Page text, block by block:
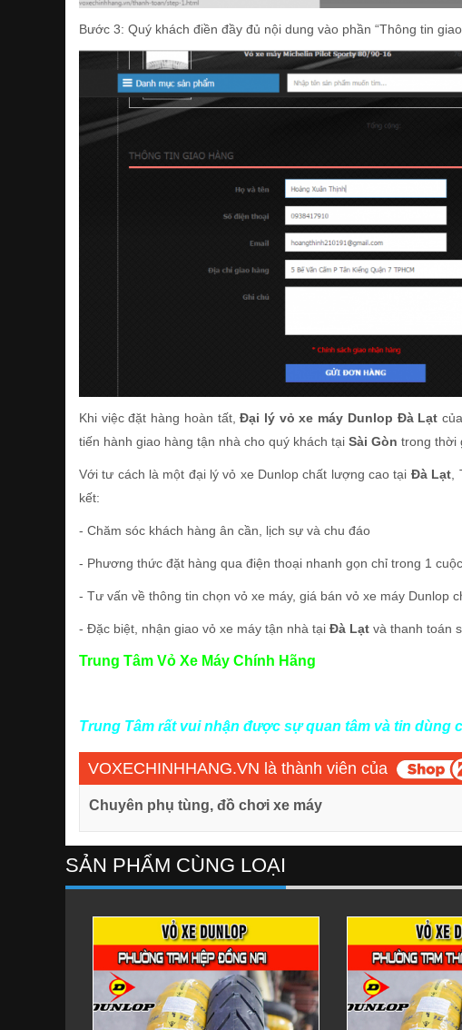
Bước 3: Quý khách điền đầy đủ nội dung vào phần “Thông tin
Khi việc đặt hàng hoàn tất,Đại lý vỏ xe máy Dunlop Đà Lạt
tiến hành giao hàng tận nhà cho quý khách tại Sài Gòn trong thời
Với tư cách là một đại lý vỏ xe Dunlop chất lượng cao tại Đà Lạt
kết:
- Chăm sóc khách hàng ân cần, lịch sự và chu đáo
- Phương thức đặt hàng qua điện thoại nhanh gọn chỉ trong 1
- Tư vấn về thông tin chọn vỏ xe máy, giá bán vỏ xe máy Dunlop
- Đặc biệt, nhận giao vỏ xe máy tận nhà tại Đà Lạt và thanh toán
Trung Tâm Vỏ Xe Máy Chính Hãng
Trung Tâm rất vui nhận được sự quan tâm và tin dùng
VOXECHINHHANG.VN là thành viên của
Chuyên phụ tùng, đồ chơi xe máy
SẢN PHẨM CÙNG LOẠI